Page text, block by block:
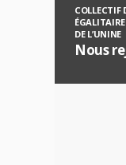
COLLECTIF
DE L’UNINE
Nous